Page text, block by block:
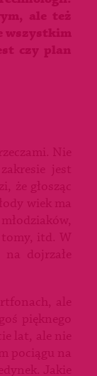
ale też
wszystkim
czy plan
Nie
jest
że głosząc
wiek ma
tomy, itd. W
dojrzałe
ale
pięknego
lat, ale nie
pociągu na
Jakie